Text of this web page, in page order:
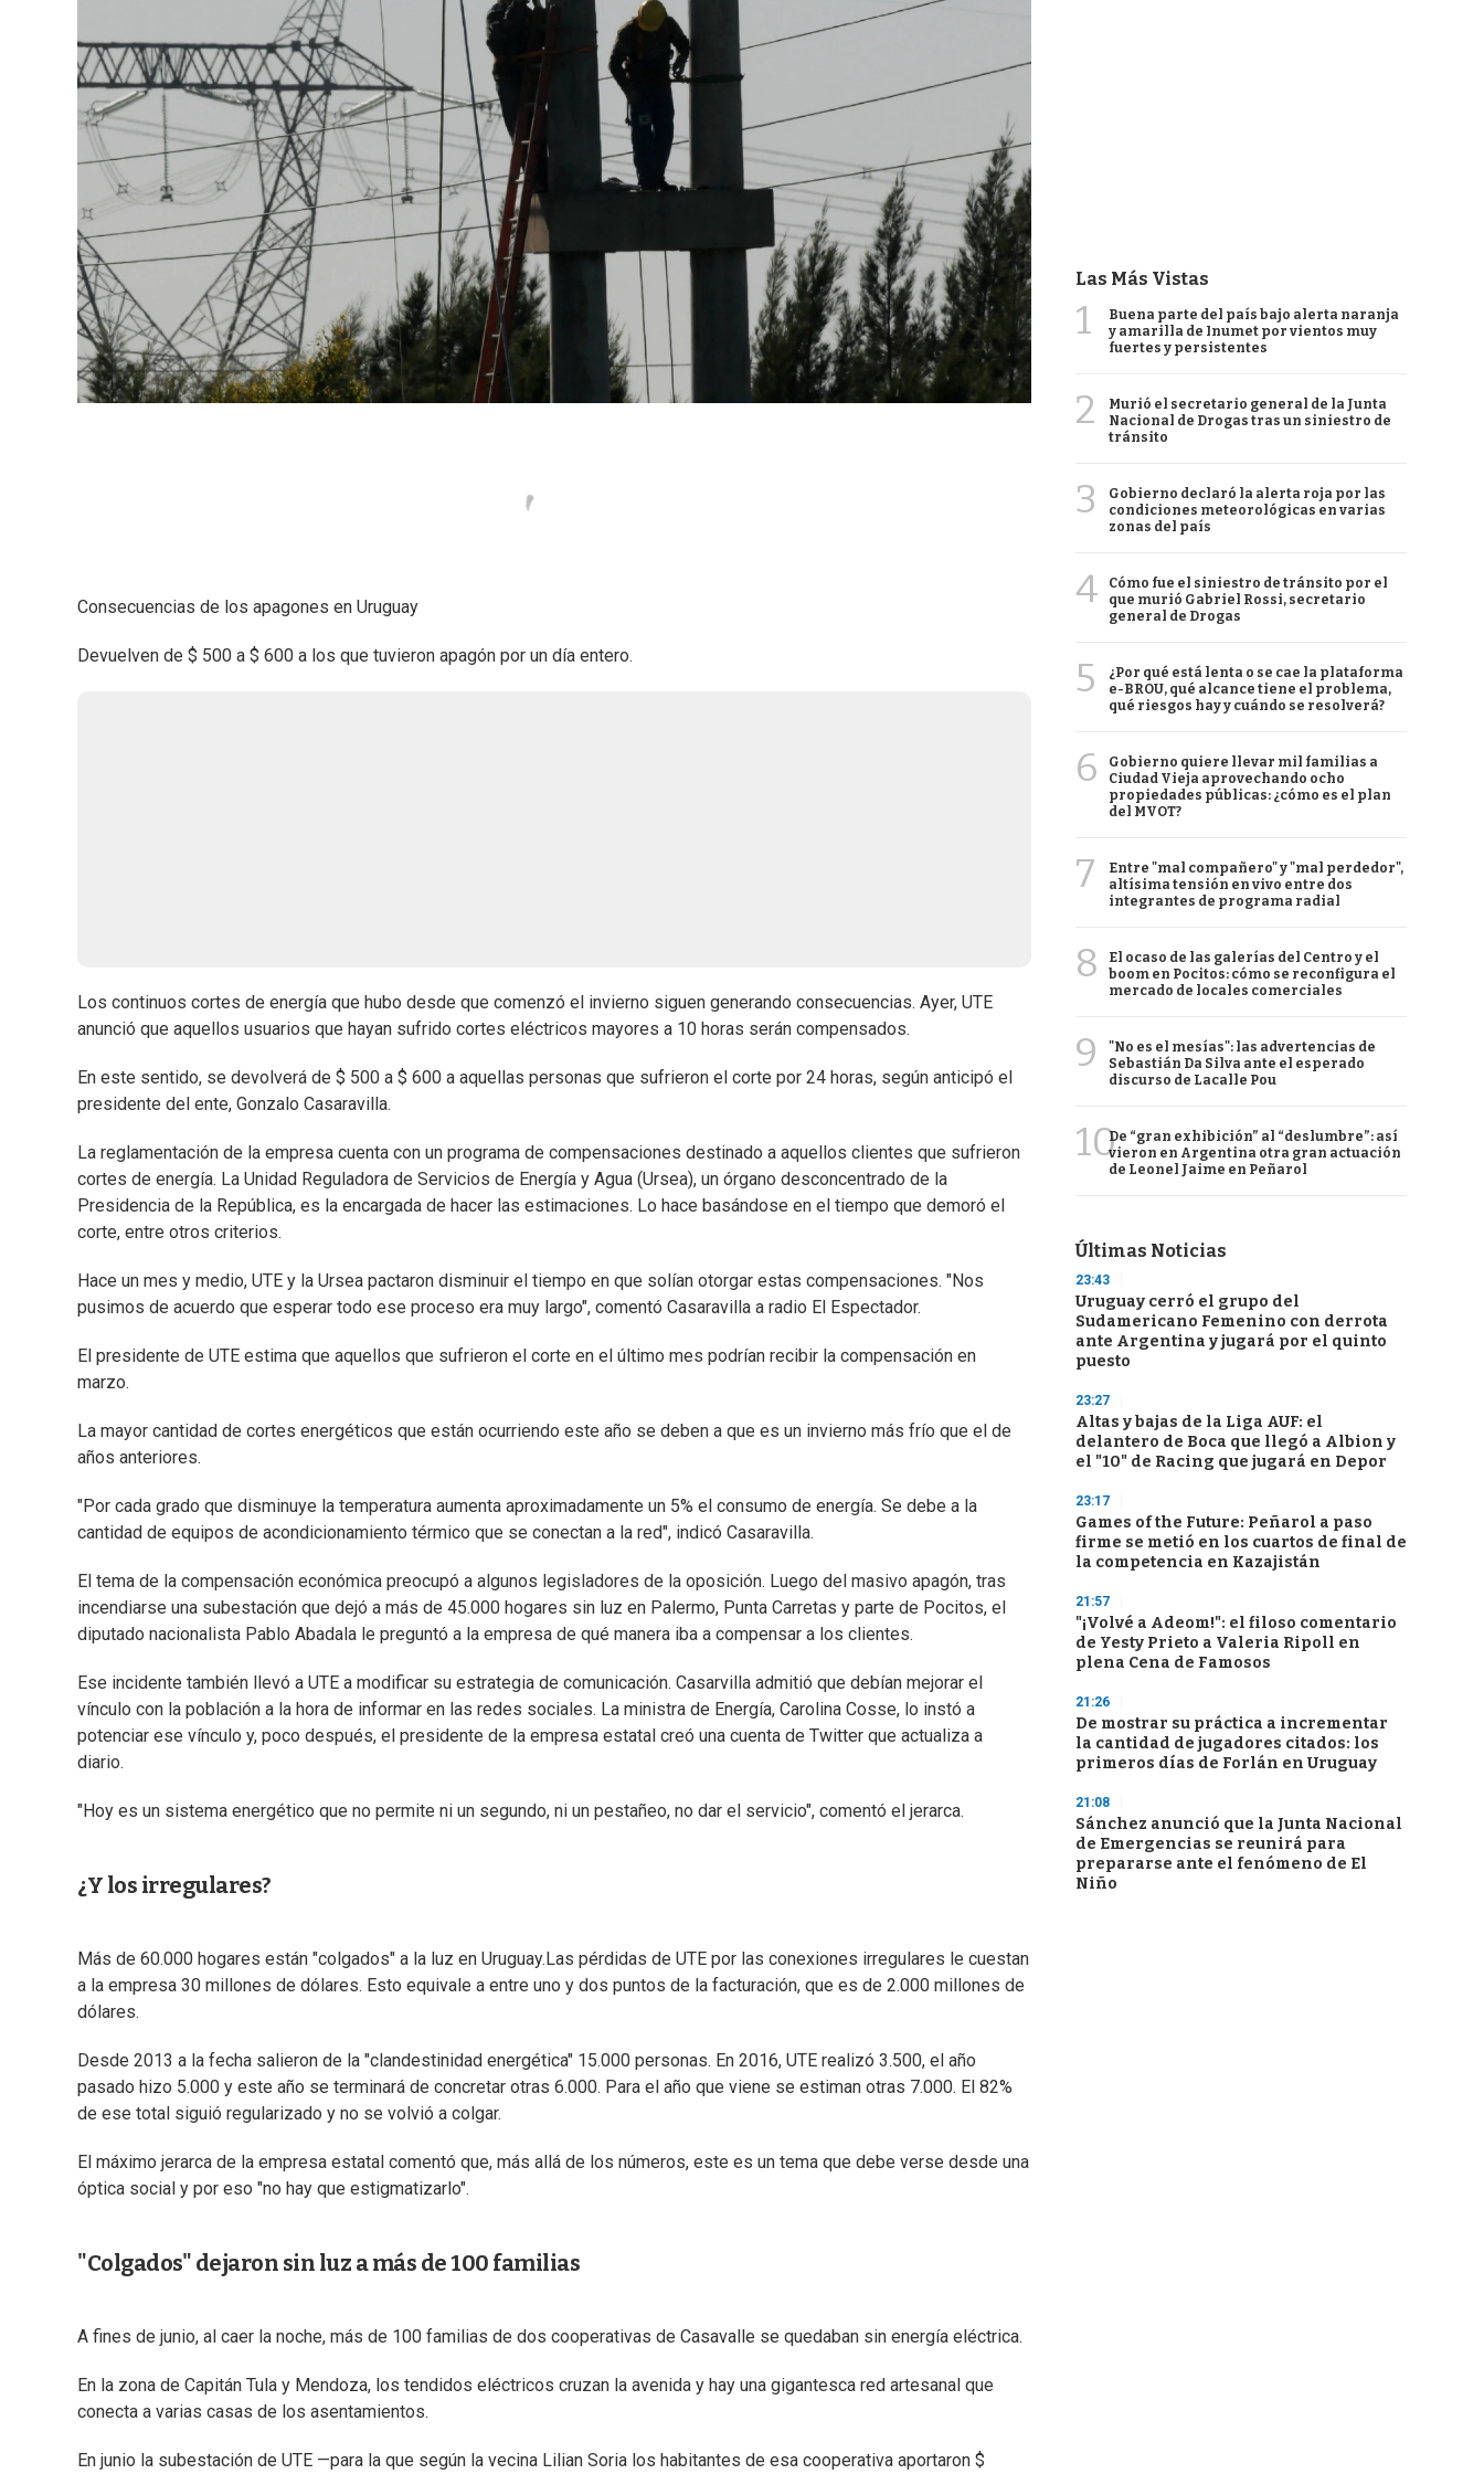
Consecuencias de los apagones en Uruguay
Devuelven de $ 500 a $ 600 a los que tuvieron apagón por un día entero.
Los continuos cortes de energía que hubo desde que comenzó el invierno siguen generando consecuencias. Ayer, UTE
anunció que aquellos usuarios que hayan sufrido cortes eléctricos mayores a 10 horas serán compensados.
En este sentido, se devolverá de $ 500 a $ 600 a aquellas personas que sufrieron el corte por 24 horas, según anticipó el
presidente del ente, Gonzalo Casaravilla.
La reglamentación de la empresa cuenta con un programa de compensaciones destinado a aquellos clientes que sufrieron
cortes de energía. La Unidad Reguladora de Servicios de Energía y Agua (Ursea), un órgano desconcentrado de la
Presidencia de la República, es la encargada de hacer las estimaciones. Lo hace basándose en el tiempo que demoró el
corte, entre otros criterios.
Hace un mes y medio, UTE y la Ursea pactaron disminuir el tiempo en que solían otorgar estas compensaciones. "Nos
pusimos de acuerdo que esperar todo ese proceso era muy largo", comentó Casaravilla a radio El Espectador.
El presidente de UTE estima que aquellos que sufrieron el corte en el último mes podrían recibir la compensación en
marzo.
La mayor cantidad de cortes energéticos que están ocurriendo este año se deben a que es un invierno más frío que el de
años anteriores.
"Por cada grado que disminuye la temperatura aumenta aproximadamente un 5% el consumo de energía. Se debe a la
cantidad de equipos de acondicionamiento térmico que se conectan a la red", indicó Casaravilla.
El tema de la compensación económica preocupó a algunos legisladores de la oposición. Luego del masivo apagón, tras
incendiarse una subestación que dejó a más de 45.000 hogares sin luz en Palermo, Punta Carretas y parte de Pocitos, el
diputado nacionalista Pablo Abadala le preguntó a la empresa de qué manera iba a compensar a los clientes.
Ese incidente también llevó a UTE a modificar su estrategia de comunicación. Casarvilla admitió que debían mejorar el
vínculo con la población a la hora de informar en las redes sociales. La ministra de Energía, Carolina Cosse, lo instó a
potenciar ese vínculo y, poco después, el presidente de la empresa estatal creó una cuenta de Twitter que actualiza a
diario.
"Hoy es un sistema energético que no permite ni un segundo, ni un pestañeo, no dar el servicio", comentó el jerarca.
¿Y los irregulares?
Más de 60.000 hogares están "colgados" a la luz en Uruguay.Las pérdidas de UTE por las conexiones irregulares le cuestan
a la empresa 30 millones de dólares. Esto equivale a entre uno y dos puntos de la facturación, que es de 2.000 millones de
dólares.
Desde 2013 a la fecha salieron de la "clandestinidad energética" 15.000 personas. En 2016, UTE realizó 3.500, el año
pasado hizo 5.000 y este año se terminará de concretar otras 6.000. Para el año que viene se estiman otras 7.000. El 82%
de ese total siguió regularizado y no se volvió a colgar.
El máximo jerarca de la empresa estatal comentó que, más allá de los números, este es un tema que debe verse desde una
óptica social y por eso "no hay que estigmatizarlo".
"Colgados" dejaron sin luz a más de 100 familias
A fines de junio, al caer la noche, más de 100 familias de dos cooperativas de Casavalle se quedaban sin energía eléctrica.
En la zona de Capitán Tula y Mendoza, los tendidos eléctricos cruzan la avenida y hay una gigantesca red artesanal que
conecta a varias casas de los asentamientos.
En junio la subestación de UTE —para la que según la vecina Lilian Soria los habitantes de esa cooperativa aportaron $
Las Más Vistas
1
Buena parte del país bajo alerta naranja
y amarilla de Inumet por vientos muy
fuertes y persistentes
2
Murió el secretario general de la Junta
Nacional de Drogas tras un siniestro de
tránsito
3
Gobierno declaró la alerta roja por las
condiciones meteorológicas en varias
zonas del país
4
Cómo fue el siniestro de tránsito por el
que murió Gabriel Rossi, secretario
general de Drogas
5
¿Por qué está lenta o se cae la plataforma
e-BROU, qué alcance tiene el problema,
qué riesgos hay y cuándo se resolverá?
6
Gobierno quiere llevar mil familias a
Ciudad Vieja aprovechando ocho
propiedades públicas: ¿cómo es el plan
del MVOT?
7
Entre "mal compañero" y "mal perdedor",
altísima tensión en vivo entre dos
integrantes de programa radial
8
El ocaso de las galerías del Centro y el
boom en Pocitos: cómo se reconfigura el
mercado de locales comerciales
9
"No es el mesías": las advertencias de
Sebastián Da Silva ante el esperado
discurso de Lacalle Pou
10De “gran exhibición” al “deslumbre”: así
vieron en Argentina otra gran actuación
de Leonel Jaime en Peñarol
Últimas Noticias
23:43
Uruguay cerró el grupo del
Sudamericano Femenino con derrota
ante Argentina y jugará por el quinto
puesto
23:27
Altas y bajas de la Liga AUF: el
delantero de Boca que llegó a Albion y
el "10" de Racing que jugará en Depor
23:17
Games of the Future: Peñarol a paso
firme se metió en los cuartos de final de
la competencia en Kazajistán
21:57
"¡Volvé a Adeom!": el filoso comentario
de Yesty Prieto a Valeria Ripoll en
plena Cena de Famosos
21:26
De mostrar su práctica a incrementar
la cantidad de jugadores citados: los
primeros días de Forlán en Uruguay
21:08
Sánchez anunció que la Junta Nacional
de Emergencias se reunirá para
prepararse ante el fenómeno de El
Niño